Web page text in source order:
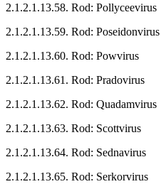
2.1.2.1.13.58. Rod: Pollyceevirus
2.1.2.1.13.59. Rod: Poseidonvirus
2.1.2.1.13.60. Rod: Powvirus
2.1.2.1.13.61. Rod: Pradovirus
2.1.2.1.13.62. Rod: Quadamvirus
2.1.2.1.13.63. Rod: Scottvirus
2.1.2.1.13.64. Rod: Sednavirus
2.1.2.1.13.65. Rod: Serkorvirus